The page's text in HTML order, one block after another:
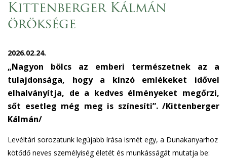
Kittenberger Kálmán
öröksége
2026.02.24.
„Nagyon bölcs az emberi természetnek az a
tulajdonsága, hogy a kínzó emlékeket idővel
elhalványítja, de a kedves élményeket megőrzi,
sőt esetleg még meg is színesíti”. /Kittenberger
Kálmán/
Levéltári sorozatunk legújabb írása ismét egy, a Dunakanyarhoz
kötődő neves személyiség életét és munkásságát mutatja be: